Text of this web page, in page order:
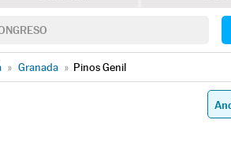
» Granada » Pinos Genil